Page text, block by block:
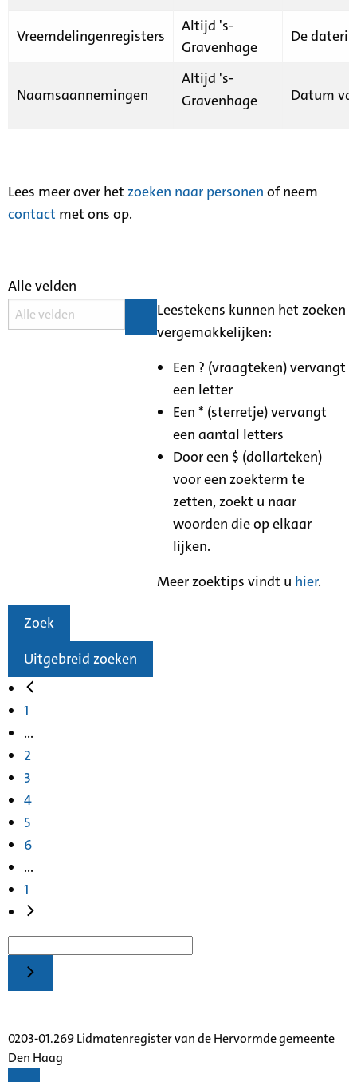
Vreemdelingenregisters
Altijd 's-
Gravenhage
De
Naamsaannemingen
Altijd 's-
Gravenhage
Datum
Lees meer over het zoeken naar personen of neem
contact met ons op.
Alle velden
Leestekens kunnen het zoeken
vergemakkelijken:
Een ? (vraagteken) vervangt
een letter
Een * (sterretje) vervangt
een aantal letters
Door een $ (dollarteken)
voor een zoekterm te
zetten, zoekt u naar
woorden die op elkaar
lijken.
Meer zoektips vindt u hier.
Zoek
Uitgebreid zoeken
1
...
2
3
4
5
6
...
1
0203-01.269 Lidmatenregister van de Hervormde gemeente
Den Haag